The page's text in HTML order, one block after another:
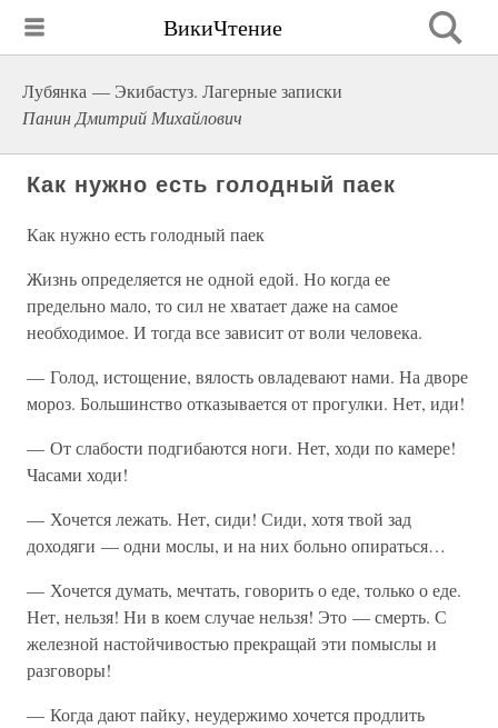
ВикиЧтение
Лубянка — Экибастуз. Лагерные записки
Панин Дмитрий Михайлович
Как нужно есть голодный паек
Как нужно есть голодный паек
Жизнь определяется не одной едой. Но когда ее
предельно мало, то сил не хватает даже на самое
необходимое. И тогда все зависит от воли человека.
— Голод, истощение, вялость овладевают нами. На дворе
мороз. Большинство отказывается от прогулки. Нет, иди!
— От слабости подгибаются ноги. Нет, ходи по камере!
Часами ходи!
— Хочется лежать. Нет, сиди! Сиди, хотя твой зад
доходяги — одни мослы, и на них больно опираться…
— Хочется думать, мечтать, говорить о еде, только о еде.
Нет, нельзя! Ни в коем случае нельзя! Это — смерть. С
железной настойчивостью прекращай эти помыслы и
разговоры!
— Когда дают пайку, неудержимо хочется продлить